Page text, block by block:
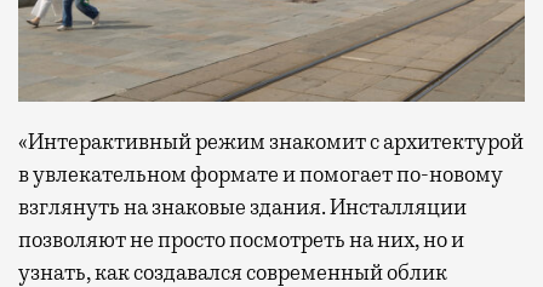
«Интерактивный режим знакомит с архитектурой
в увлекательном формате и помогает по-новому
взглянуть на знаковые здания. Инсталляции
позволяют не просто посмотреть на них, но и
узнать, как создавался современный облик